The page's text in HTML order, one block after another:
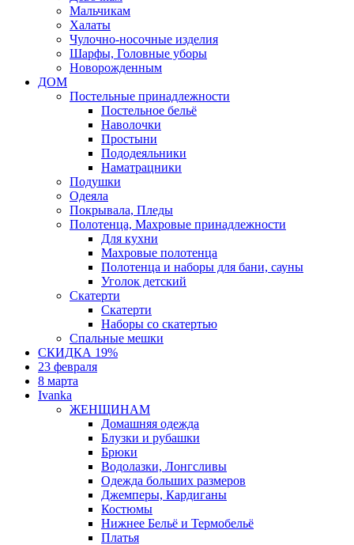
Мальчикам
Халаты
Чулочно-носочные изделия
Шарфы, Головные уборы
Новорожденным
ДОМ
Постельные принадлежности
Постельное бельё
Наволочки
Простыни
Пододеяльники
Наматрацники
Подушки
Одеяла
Покрывала, Пледы
Полотенца, Махровые принадлежности
Для кухни
Махровые полотенца
Полотенца и наборы для бани, сауны
Уголок детский
Скатерти
Скатерти
Наборы со скатертью
Спальные мешки
СКИДКА 19%
23 февраля
8 марта
Ivanka
ЖЕНЩИНАМ
Домашняя одежда
Блузки и рубашки
Брюки
Водолазки, Лонгсливы
Одежда больших размеров
Джемперы, Кардиганы
Костюмы
Нижнее Бельё и Термобельё
Платья